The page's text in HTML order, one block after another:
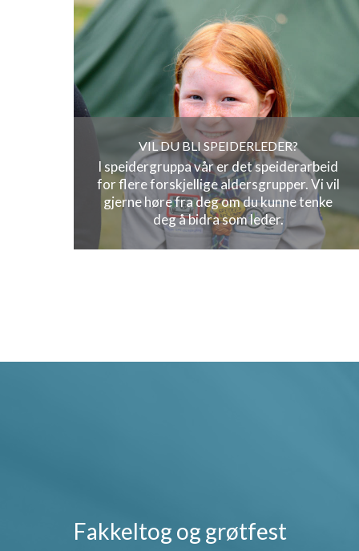
VIL DU BLI SPEIDERLEDER?
I speidergruppa vår er det speiderarbeid
for flere forskjellige aldersgrupper. Vi vil
gjerne høre fra deg om du kunne tenke
deg å bidra som leder.
Fakkeltog og grøtfest